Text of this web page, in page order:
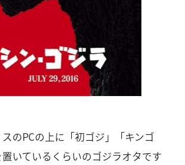
のPCの上に「初ゴジ」「キンゴ
いているくらいのゴジラオタです